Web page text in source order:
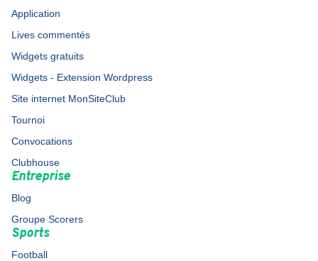
Application
Lives commentés
Widgets gratuits
Widgets - Extension Wordpress
Site internet MonSiteClub
Tournoi
Convocations
Clubhouse
Entreprise
Blog
Groupe Scorers
Sports
Football